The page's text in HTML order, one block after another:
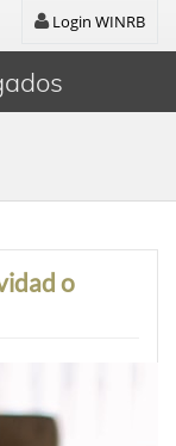
Login WINRB
o